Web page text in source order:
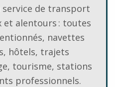
service de transport
et alentours : toutes
navettes
hôtels, trajets
tourisme, stations
professionnels.